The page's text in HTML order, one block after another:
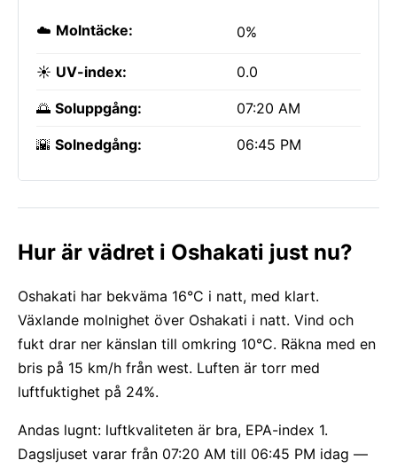
☁️ Molntäcke: 0%
☀️ UV-index: 0.0
🌅 Soluppgång: 07:20 AM
🌇 Solnedgång: 06:45 PM
Hur är vädret i Oshakati just nu?
Oshakati har bekväma 16°C i natt, med klart.
Växlande molnighet över Oshakati i natt. Vind och
fukt drar ner känslan till omkring 10°C. Räkna med en
bris på 15 km/h från west. Luften är torr med
luftfuktighet på 24%.
Andas lugnt: luftkvaliteten är bra, EPA-index 1.
Dagsljuset varar från 07:20 AM till 06:45 PM idag —